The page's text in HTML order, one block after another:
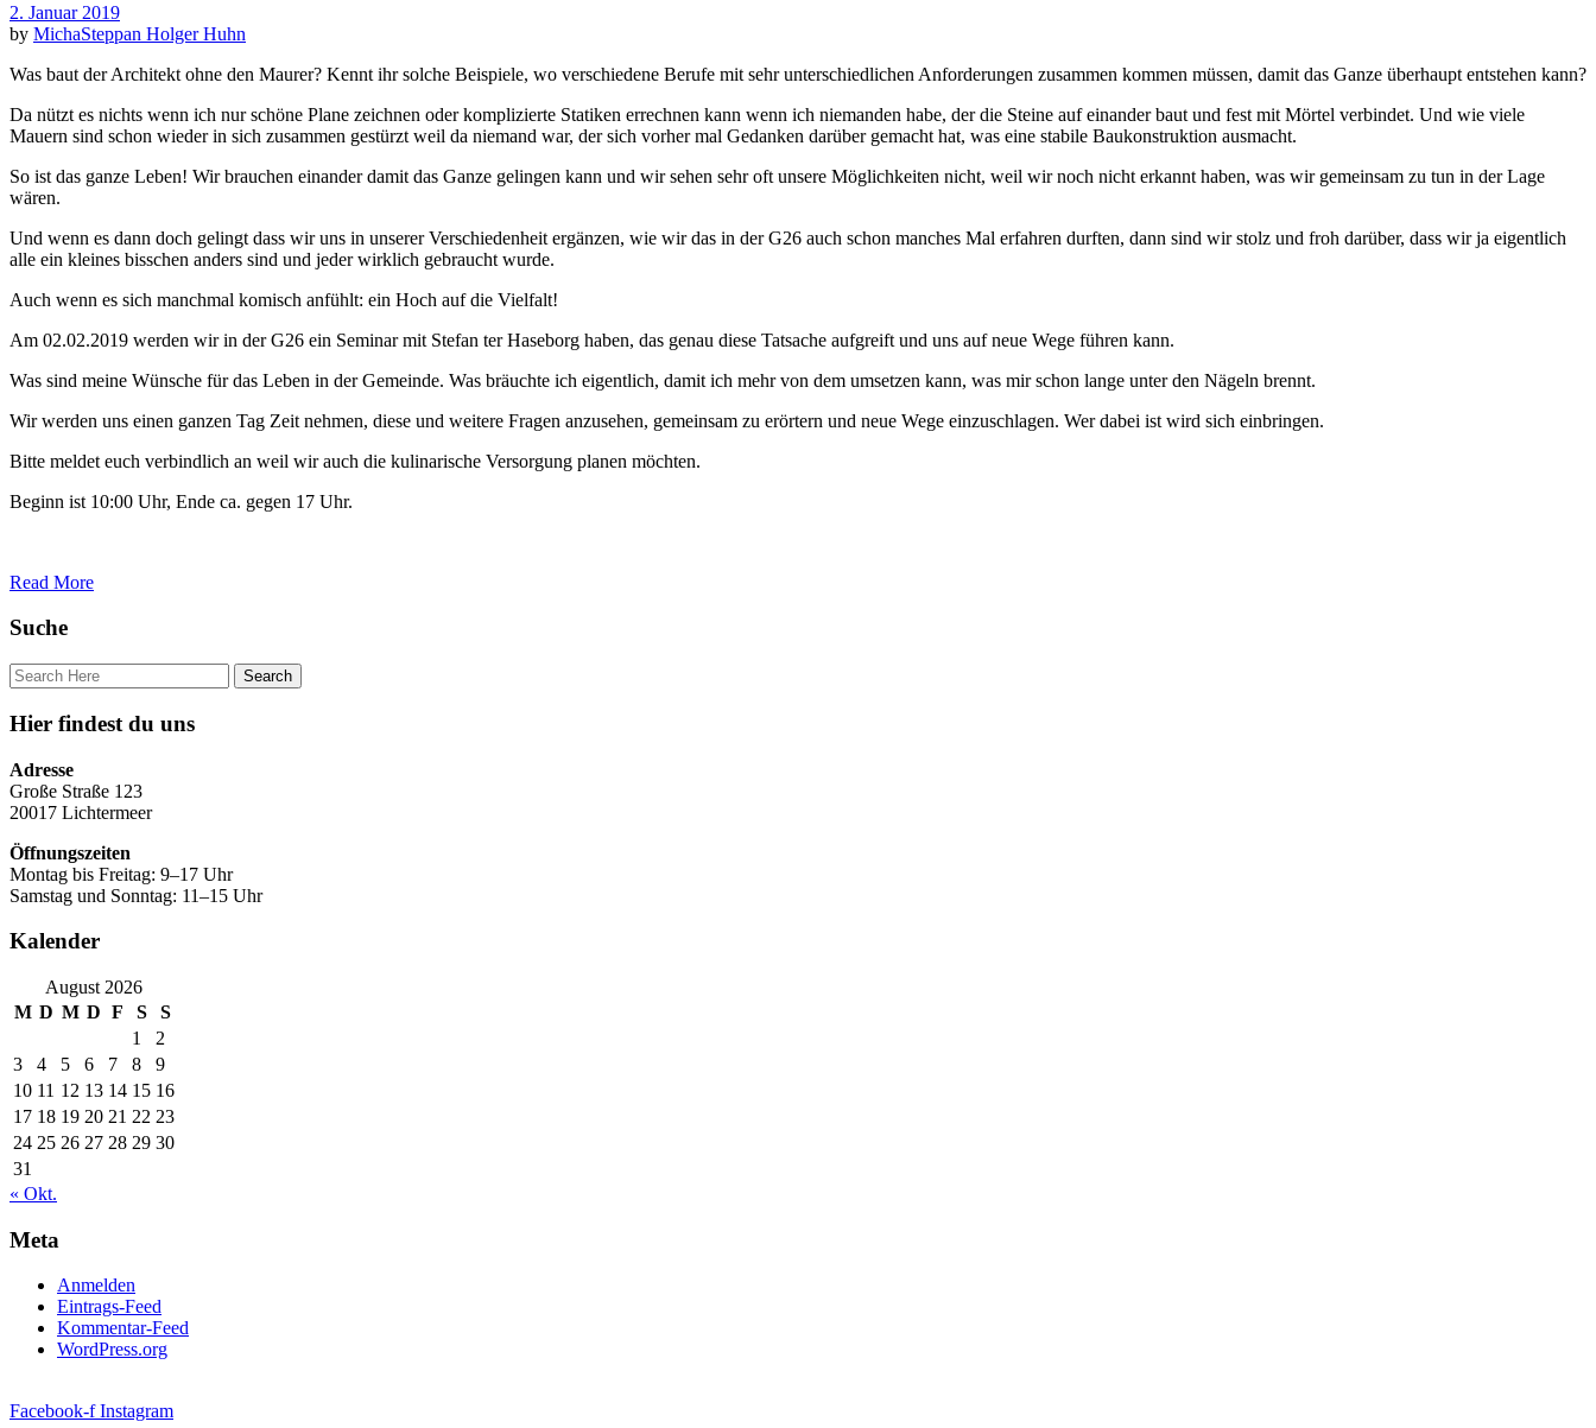
2. Januar 2019
by MichaSteppan Holger Huhn
Was baut der Architekt ohne den Maurer? Kennt ihr solche Beispiele, wo verschiedene Berufe mit sehr unterschiedlichen Anforderungen zusammen kommen müssen, damit das Ganze überhaupt entstehen kann?
Da nützt es nichts wenn ich nur schöne Plane zeichnen oder komplizierte Statiken errechnen kann wenn ich niemanden habe, der die Steine auf einander baut und fest mit Mörtel verbindet. Und wie viele
Mauern sind schon wieder in sich zusammen gestürzt weil da niemand war, der sich vorher mal Gedanken darüber gemacht hat, was eine stabile Baukonstruktion ausmacht.
So ist das ganze Leben! Wir brauchen einander damit das Ganze gelingen kann und wir sehen sehr oft unsere Möglichkeiten nicht, weil wir noch nicht erkannt haben, was wir gemeinsam zu tun in der Lage
wären.
Und wenn es dann doch gelingt dass wir uns in unserer Verschiedenheit ergänzen, wie wir das in der G26 auch schon manches Mal erfahren durften, dann sind wir stolz und froh darüber, dass wir ja eigentlich
alle ein kleines bisschen anders sind und jeder wirklich gebraucht wurde.
Auch wenn es sich manchmal komisch anfühlt: ein Hoch auf die Vielfalt!
Am 02.02.2019 werden wir in der G26 ein Seminar mit Stefan ter Haseborg haben, das genau diese Tatsache aufgreift und uns auf neue Wege führen kann.
Was sind meine Wünsche für das Leben in der Gemeinde. Was bräuchte ich eigentlich, damit ich mehr von dem umsetzen kann, was mir schon lange unter den Nägeln brennt.
Wir werden uns einen ganzen Tag Zeit nehmen, diese und weitere Fragen anzusehen, gemeinsam zu erörtern und neue Wege einzuschlagen. Wer dabei ist wird sich einbringen.
Bitte meldet euch verbindlich an weil wir auch die kulinarische Versorgung planen möchten.
Beginn ist 10:00 Uhr, Ende ca. gegen 17 Uhr.
Read More
Suche
Hier findest du uns
Adresse
Große Straße 123
20017 Lichtermeer
Öffnungszeiten
Montag bis Freitag: 9–17 Uhr
Samstag und Sonntag: 11–15 Uhr
Kalender
August 2026
M D M D F S
S
1
2
3
4 5 6 7 8
9
10 11 12 13 14 15 16
17 18 19 20 21 22 23
24 25 26 27 28 29 30
31
« Okt.
Meta
Anmelden
Eintrags-Feed
Kommentar-Feed
WordPress.org
Facebook-f Instagram